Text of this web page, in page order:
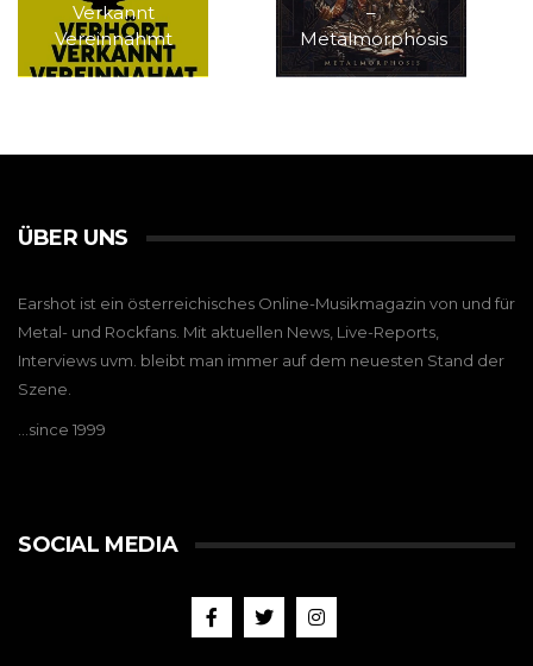
Verkannt
Vereinnahmt
–
Metalmorphosis
ÜBER UNS
Earshot ist ein österreichisches Online-Musikmagazin von und für
Metal- und Rockfans. Mit aktuellen News, Live-Reports,
Interviews uvm. bleibt man immer auf dem neuesten Stand der
Szene.
…since 1999
SOCIAL MEDIA